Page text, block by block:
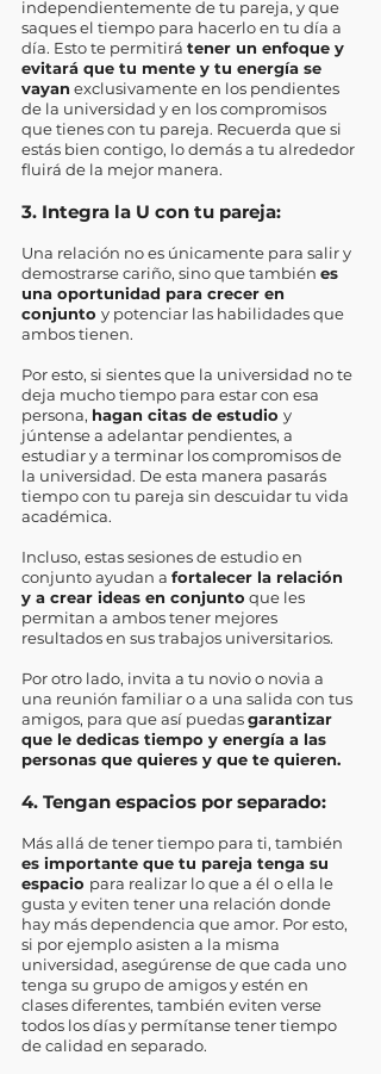
independientemente de tu pareja, y que
saques el tiempo para hacerlo en tu día a
día. Esto te permitirá tener un enfoque y
evitará que tu mente y tu energía se
vayan exclusivamente en los pendientes
de la universidad y en los compromisos
que tienes con tu pareja. Recuerda que si
estás bien contigo, lo demás a tu alrededor
fluirá de la mejor manera.
3. Integra la U con tu pareja:
Una relación no es únicamente para salir y
demostrarse cariño, sino que también es
una oportunidad para crecer en
conjunto y potenciar las habilidades que
ambos tienen.
Por esto, si sientes que la universidad no te
deja mucho tiempo para estar con esa
persona, hagan citas de estudio y
júntense a adelantar pendientes, a
estudiar y a terminar los compromisos de
la universidad. De esta manera pasarás
tiempo con tu pareja sin descuidar tu vida
académica.
Incluso, estas sesiones de estudio en
conjunto ayudan a fortalecer la relación
y a crear ideas en conjunto que les
permitan a ambos tener mejores
resultados en sus trabajos universitarios.
Por otro lado, invita a tu novio o novia a
una reunión familiar o a una salida con tus
amigos, para que así puedas garantizar
que le dedicas tiempo y energía a las
personas que quieres y que te quieren.
4. Tengan espacios por separado:
Más allá de tener tiempo para ti, también
es importante que tu pareja tenga su
espacio para realizar lo que a él o ella le
gusta y eviten tener una relación donde
hay más dependencia que amor. Por esto,
si por ejemplo asisten a la misma
universidad, asegúrense de que cada uno
tenga su grupo de amigos y estén en
clases diferentes, también eviten verse
todos los días y permítanse tener tiempo
de calidad en separado.